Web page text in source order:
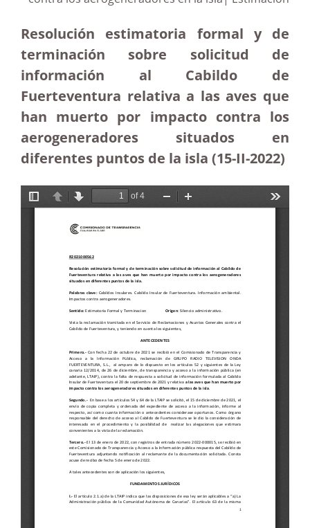
Resolución estimatoria formal y de
terminación sobre solicitud de
información al Cabildo de
Fuerteventura relativa a las aves que
han muerto por impacto contra los
aerogeneradores situados en
diferentes puntos de la isla (15-II-2022)